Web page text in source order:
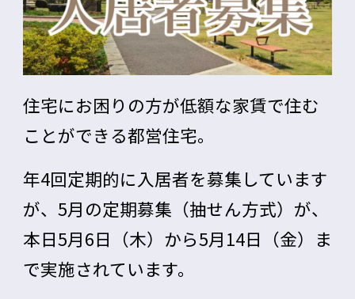
住宅にお困りの方が低額な家賃で住む
ことができる都営住宅。
年4回定期的に入居者を募集しています
が、 5月の定期募集（抽せん方式） が、
本日5月6日（木）から5月14日（金）ま
で実施されています。